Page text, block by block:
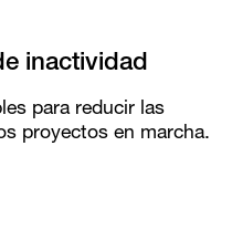
inactividad
para reducir las
proyectos en marcha.